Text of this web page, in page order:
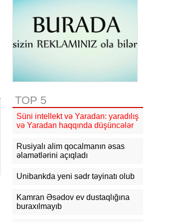
avqustun 8-nə qədər dalanda idi
09:34 ABŞ-da faydalı qazıntıların
hasilatına 3 milyard dollar
09:04Azərbaycan XİN
Gürcüstandakı münaqişənin sülh
yolu ilə həllinə dəstəyini təsdiqləyib
08:57Azərbaycan-ABŞ strateji
tərəfdaşlığının əsasını qoyan
memorandumun imzalanmasının bir
19:03 Bəzi yerlərə yağış yağacaq,
TOP 5
Süni intellekt və Yaradan: yaradılış
və Yaradan haqqında düşüncələr
Rusiyalı alim qocalmanın əsas
əlamətlərini açıqladı
Unibankda yeni sədr təyinatı olub
Kamran Əsədov ev dustaqlığına
buraxılmayıb